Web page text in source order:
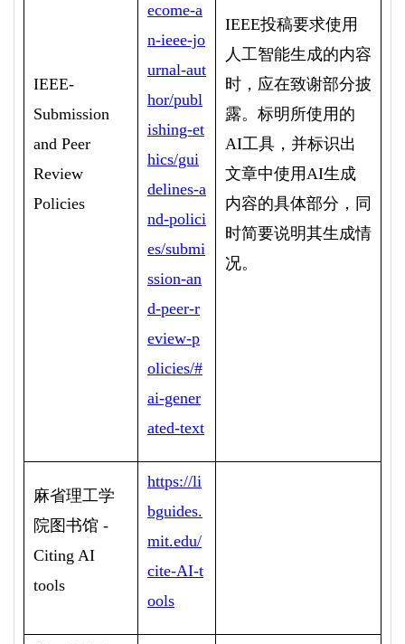
IEEE-
Submission
and Peer
Review
Policies
ecome-a
n-ieee-jo
urnal-aut
hor/publ
ishing-et
hics/gui
delines-a
nd-polici
es/submi
ssion-an
d-peer-r
eview-p
olicies/#
ai-gener
ated-text
IEEE投稿要求使用
人工智能生成的内容
时，应在致谢部分披
露。标明所使用的
AI工具，并标识出
文章中使用AI生成
内容的具体部分，同
时简要说明其生成情
况。
麻省理工学
院图书馆 -
Citing AI
tools
https://li
bguides.
mit.edu/
cite-AI-t
ools